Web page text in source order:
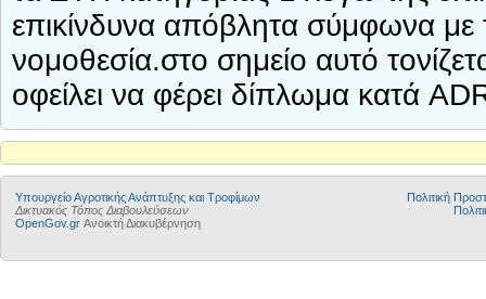
επικίνδυνα απόβλητα σύμφωνα με
νομοθεσία.στο σημείο αυτό
οφείλει να φέρει δίπλωμα κατά
Υπουργείο Αγροτικής Ανάπτυξης και Τροφίμων
Δικτυακός Τόπος Διαβουλεύσεων
OpenGov.gr Ανοικτή Διακυβέρνηση
Πολιτική